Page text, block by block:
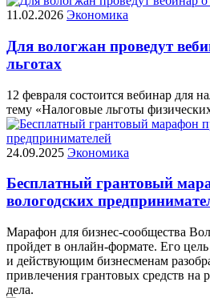
11.02.2026 Экономика
Для вологжан проведут
льготах
12 февраля состоится вебинар для
тему «Налоговые льготы
24.09.2025 Экономика
Бесплатный грантовый
вологодских
Марафон для бизнес-сообщества
пройдет в онлайн-формате. Его
и действующим бизнесменам
привлечения грантовых средств на
дела.